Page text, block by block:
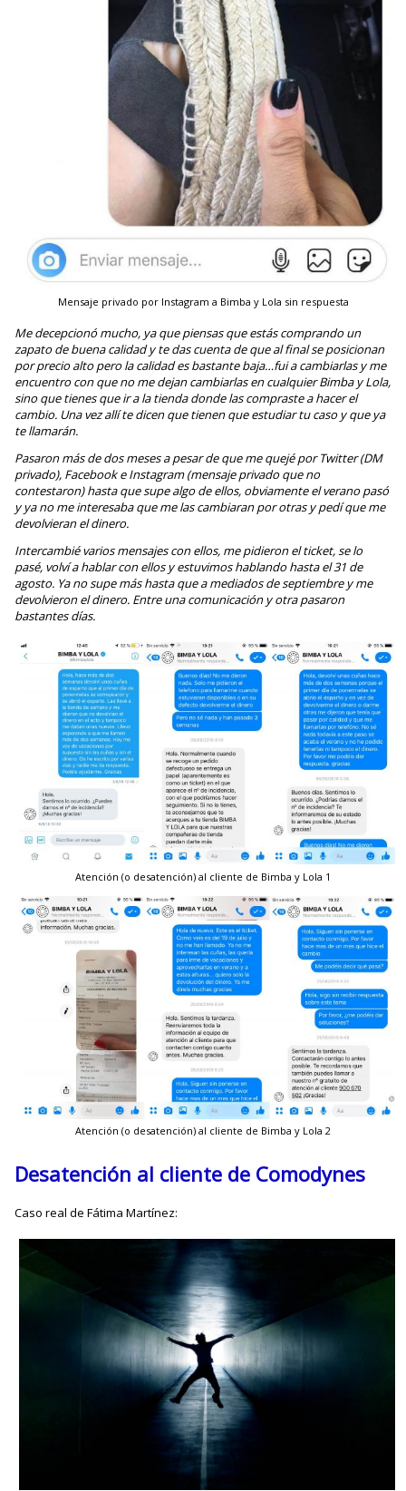
Mensaje privado por Instagram a Bimba y Lola sin respuesta
Me decepcionó mucho, ya que piensas que estás comprando un
zapato de buena calidad y te das cuenta de que al final se posicionan
por precio alto pero la calidad es bastante baja…fui a cambiarlas y me
encuentro con que no me dejan cambiarlas en cualquier Bimba y Lola,
sino que tienes que ir a la tienda donde las compraste a hacer el
cambio. Una vez allí te dicen que tienen que estudiar tu caso y que ya
te llamarán.
Pasaron más de dos meses a pesar de que me quejé por Twitter (DM
privado), Facebook e Instagram (mensaje privado que no
contestaron) hasta que supe algo de ellos, obviamente el verano pasó
y ya no me interesaba que me las cambiaran por otras y pedí que me
devolvieran el dinero.
Intercambié varios mensajes con ellos, me pidieron el ticket, se lo
pasé, volví a hablar con ellos y estuvimos hablando hasta el 31 de
agosto. Ya no supe más hasta que a mediados de septiembre y me
devolvieron el dinero. Entre una comunicación y otra pasaron
bastantes días.
Atención (o desatención) al cliente de Bimba y Lola 1
Atención (o desatención) al cliente de Bimba y Lola 2
Desatención al cliente de Comodynes
Caso real de Fátima Martínez: